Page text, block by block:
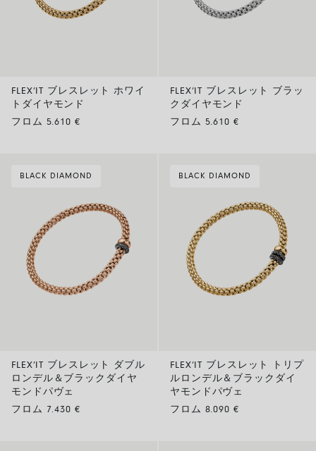
FLEX’IT ブレスレット ホワイ
トダイヤモンド
フロム 5.610 €
FLEX’IT ブレスレット ブラッ
クダイヤモンド
フロム 5.610 €
BLACK DIAMOND
FLEX’IT ブレスレット ダブル
ロンデル＆ブラックダイヤ
モンドパヴェ
フロム 7.430 €
BLACK DIAMOND
FLEX’IT ブレスレット トリプ
ルロンデル＆ブラックダイ
ヤモンドパヴェ
フロム 8.090 €